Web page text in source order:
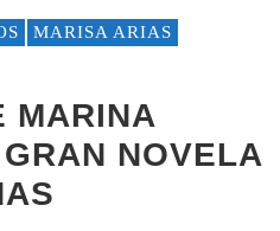
MARISA ARIAS
MARINA
NOVELA